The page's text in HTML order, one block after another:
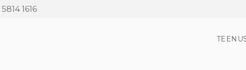
1616